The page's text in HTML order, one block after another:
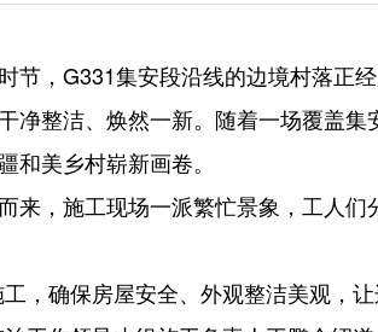
节，G331集安段沿线的边境村落正
整洁、焕然一新。随着一场覆盖
美乡村崭新画卷。
来，施工现场一派繁忙景象，工人
，确保房屋安全、外观整洁美观，